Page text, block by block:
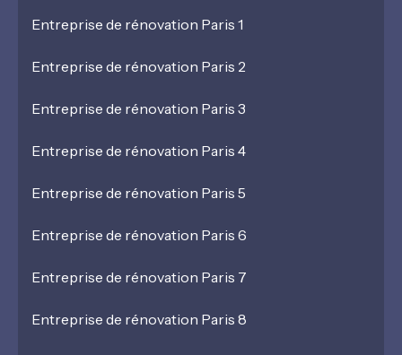
Entreprise de rénovation Paris 1
Entreprise de rénovation Paris 2
Entreprise de rénovation Paris 3
Entreprise de rénovation Paris 4
Entreprise de rénovation Paris 5
Entreprise de rénovation Paris 6
Entreprise de rénovation Paris 7
Entreprise de rénovation Paris 8